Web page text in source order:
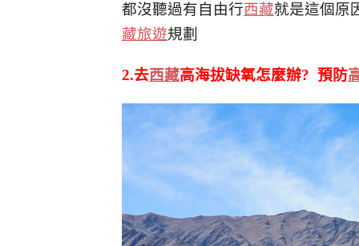
都沒聽過有自由行西藏就是這個原
藏旅遊規劃
2.去西藏高海拔缺氧怎麼辦? 預防